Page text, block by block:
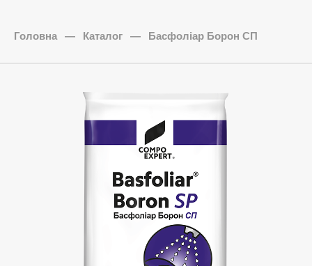
Головна — Каталог — Басфоліар Борон СП